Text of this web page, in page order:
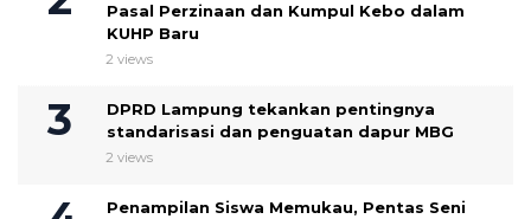
Pasal Perzinaan dan Kumpul Kebo dalam
KUHP Baru
2 views
DPRD Lampung tekankan pentingnya
standarisasi dan penguatan dapur MBG
2 views
Penampilan Siswa Memukau, Pentas Seni